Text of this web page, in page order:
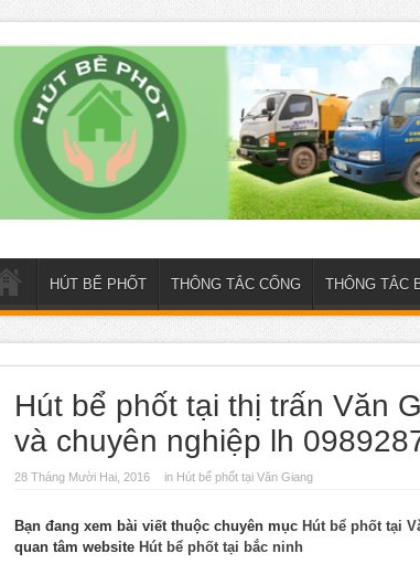
HÚT BỂ PHỐT THÔNG TẮC CỐNG THÔNG TẮC
Hút bể phốt tại thị trấn Văn
và chuyên nghiệp lh
28 Tháng Mười Hai, 2016 in Hút bể phốt tại Văn Giang
Bạn đang xem bài viết thuộc chuyên mục Hút bể phốt tại
quan tâm website Hút bể phốt tại bắc ninh